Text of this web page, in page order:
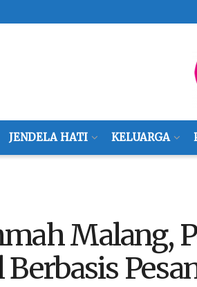
JENDELA HATI KELUARGA
Malang,